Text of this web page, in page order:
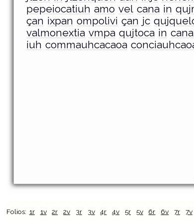
pepeiocatiuh amo vel cana in
çan ixpan ompolivi çan jc
valmonextia vmpa qujtoca in
iuh commauhcacaoa
Folios: 1r 1v 2r 2v 3r 3v 4r 4v 5r 5v 6r 6v 7r 7v